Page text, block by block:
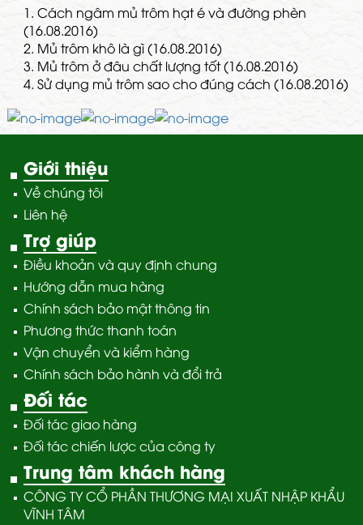
1. Cách ngâm mủ trôm hạt é và đường phèn
(16.08.2016)
2. Mủ trôm khô là gì (16.08.2016)
3. Mủ trôm ở đâu chất lượng tốt (16.08.2016)
4. Sử dụng mủ trôm sao cho đúng cách (16.08.2016)
Giới thiệu
Về chúng tôi
Liên hệ
Trợ giúp
Điều khoản và quy định chung
Hướng dẫn mua hàng
Chính sách bảo mật thông tin
Phương thức thanh toán
Vận chuyển và kiểm hàng
Chính sách bảo hành và đổi trả
Đối tác
Đối tác giao hàng
Đối tác chiến lược của công ty
Trung tâm khách hàng
CÔNG TY CỔ PHẦN THƯƠNG MẠI XUẤT NHẬP KHẨU
VĨNH TÂM